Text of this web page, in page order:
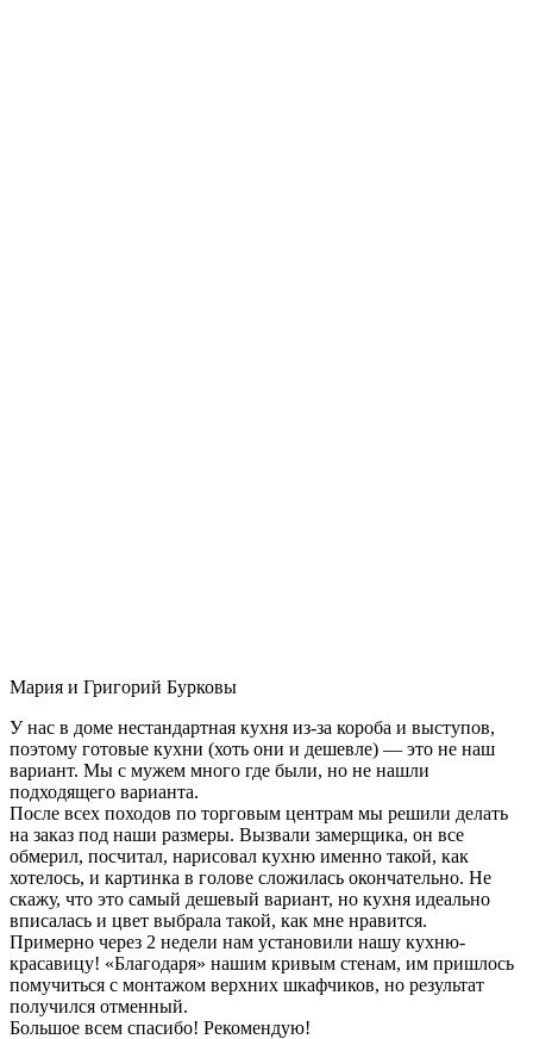
Мария и Григорий Бурковы
У нас в доме нестандартная кухня из-за короба и выступов,
поэтому готовые кухни (хоть они и дешевле) — это не наш
вариант. Мы с мужем много где были, но не нашли
подходящего варианта.
После всех походов по торговым центрам мы решили делать
на заказ под наши размеры. Вызвали замерщика, он все
обмерил, посчитал, нарисовал кухню именно такой, как
хотелось, и картинка в голове сложилась окончательно. Не
скажу, что это самый дешевый вариант, но кухня идеально
вписалась и цвет выбрала такой, как мне нравится.
Примерно через 2 недели нам установили нашу кухню-
красавицу! «Благодаря» нашим кривым стенам, им пришлось
помучиться с монтажом верхних шкафчиков, но результат
получился отменный.
Большое всем спасибо! Рекомендую!